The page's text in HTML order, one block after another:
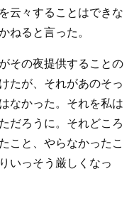
云々することはできな
ねると言った。
その夜提供することの
たが、それがあのそっ
なかった。それを私は
だろうに。それどころ
こと、やらなかったこ
いっそう厳しくなっ